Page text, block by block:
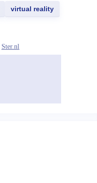
virtual reality
Ster.nl